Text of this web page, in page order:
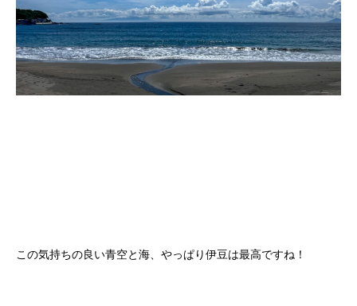
この気持ちの良い青空と海、やっぱり伊豆は最高ですね！